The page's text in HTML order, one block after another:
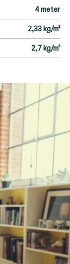
4 meter
2,33 kg/m²
2,7 kg/m²